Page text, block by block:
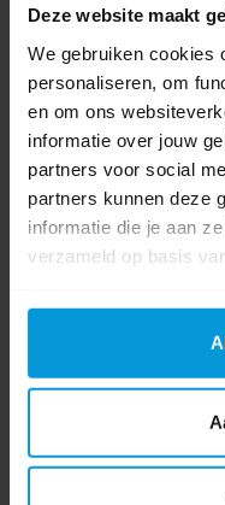
Deze website maakt
We gebruiken cookies
personaliseren, om
en om ons
informatie over jouw
partners voor social
partners kunnen deze
informatie die je aan
verzameld op basis
20 kg
Schoon/vuil
waterreservoir
Borstel
breedte
Product labels